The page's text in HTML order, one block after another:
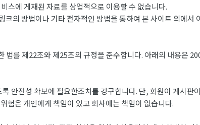
스에 게재된 자료를 상업적으로 이용할 수 없습니다.
의 방법이나 기타 전자적인 방법을 통하여 본 사이트 외에서
를 제22조와 제25조의 규정을 준수합니다. 아래의 내용은
안전성 확보에 필요한조치를 강구합니다. 단, 회원이 게시판
험은 개인에게 책임이 있고 회사에는 책임이 없습니다.